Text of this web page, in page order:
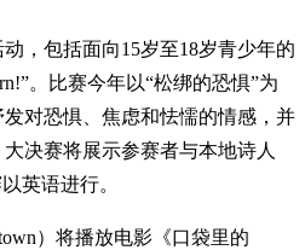
，包括面向15岁至18岁青少年的
。比赛今年以“松绑的恐惧”为
对恐惧、焦虑和怯懦的情感，并
决赛将展示参赛者与本地诗人
英语进行。
）将播放电影《口袋里的